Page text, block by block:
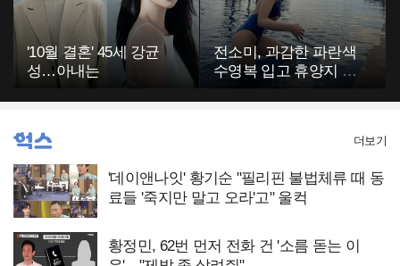
'10월 결혼' 45세 강균
성…아내는
전소미, 과감한 파란색
수영복 입고 휴양지 포
'데이앤나잇' 황기순 "필리핀 불법체류 때 동
료들 '죽지만 말고 오라'고" 울컥
황정민, 62번 먼저 전화 건 '소름 돋는 이
더보기